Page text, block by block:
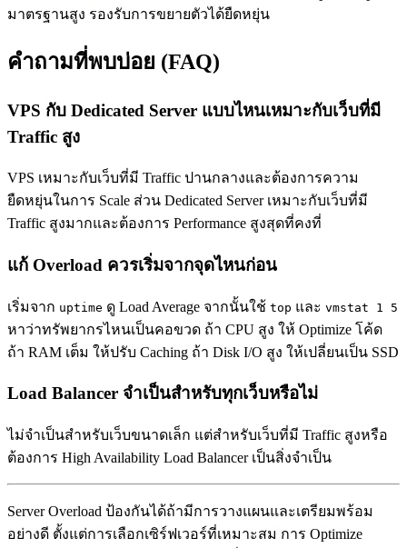
มาตรฐานสูง รองรับการขยายตัวได้ยืดหยุ่น
คำถามที่พบบ่อย (FAQ)
VPS กับ Dedicated Server แบบไหนเหมาะกับเว็บที่มี
Traffic สูง
VPS เหมาะกับเว็บที่มี Traffic ปานกลางและต้องการความ
ยืดหยุ่นในการ Scale ส่วน Dedicated Server เหมาะกับเว็บที่มี
Traffic สูงมากและต้องการ Performance สูงสุดที่คงที่
แก้ Overload ควรเริ่มจากจุดไหนก่อน
เริ่มจาก uptime ดู Load Average จากนั้นใช้ top และ vmstat 1 5
หาว่าทรัพยากรไหนเป็นคอขวด ถ้า CPU สูง ให้ Optimize โค้ด
ถ้า RAM เต็ม ให้ปรับ Caching ถ้า Disk I/O สูง ให้เปลี่ยนเป็น SSD
Load Balancer จำเป็นสำหรับทุกเว็บหรือไม่
ไม่จำเป็นสำหรับเว็บขนาดเล็ก แต่สำหรับเว็บที่มี Traffic สูงหรือ
ต้องการ High Availability Load Balancer เป็นสิ่งจำเป็น
Server Overload ป้องกันได้ถ้ามีการวางแผนและเตรียมพร้อม
อย่างดี ตั้งแต่การเลือกเซิร์ฟเวอร์ที่เหมาะสม การ Optimize